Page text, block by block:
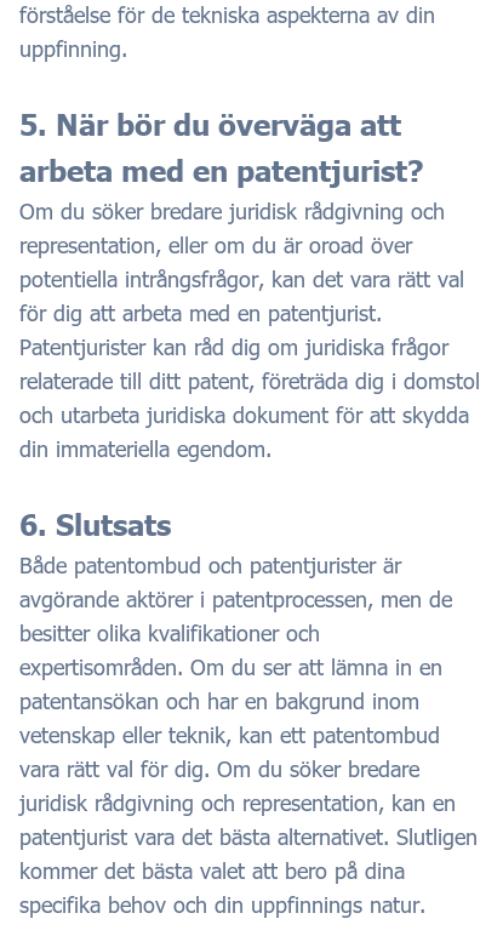
förståelse för de tekniska aspekterna av din
uppfinning.
5. När bör du överväga att
arbeta med en patentjurist?
Om du söker bredare juridisk rådgivning och
representation, eller om du är oroad över
potentiella intrångsfrågor, kan det vara rätt val
för dig att arbeta med en patentjurist.
Patentjurister kan råd dig om juridiska frågor
relaterade till ditt patent, företräda dig i domstol
och utarbeta juridiska dokument för att skydda
din immateriella egendom.
6. Slutsats
Både patentombud och patentjurister är
avgörande aktörer i patentprocessen, men de
besitter olika kvalifikationer och
expertisområden. Om du ser att lämna in en
patentansökan och har en bakgrund inom
vetenskap eller teknik, kan ett patentombud
vara rätt val för dig. Om du söker bredare
juridisk rådgivning och representation, kan en
patentjurist vara det bästa alternativet. Slutligen
kommer det bästa valet att bero på dina
specifika behov och din uppfinnings natur.